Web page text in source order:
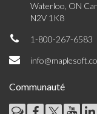
Waterloo, ON
N2V 1K8
1-800-267-6583
Communauté